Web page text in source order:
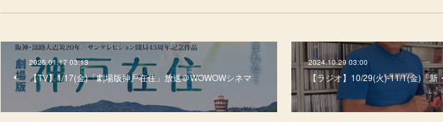
2025.01.17 03:13
【TV】1/17(金)「劇場版神戸在住」放送＠WOWOWシネマ
2024.10.29 03:00
【ラジオ】10/29(火)-11/1(金)「新